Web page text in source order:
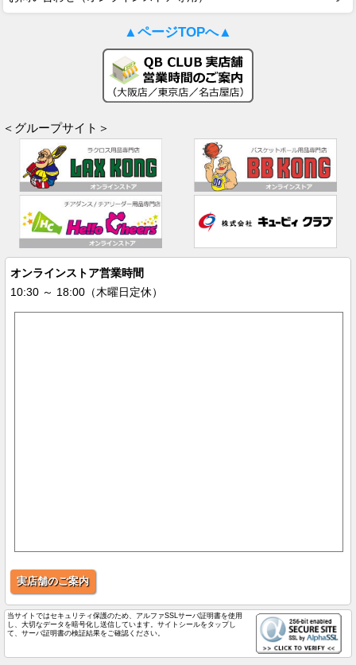
▲ページTOPへ▲
＜グループサイト＞
オンラインストア営業時間
10:30 ～ 18:00（木曜日定休）
実店舗のご案内
当サイトではセキュリティ保護のため、アルファSSLサーバ証明書を使用
し、大切なデータを暗号化し送信しています。サイトシールをタップし
て、サーバ証明書の検証結果をご確認ください。